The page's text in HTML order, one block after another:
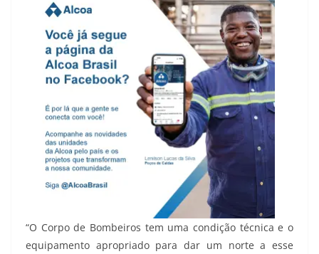
“O Corpo de Bombeiros tem uma condição técnica e o
equipamento apropriado para dar um norte a esse